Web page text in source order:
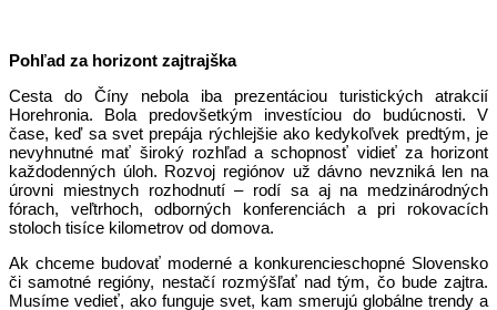
Pohľad za horizont zajtrajška
Cesta do Číny nebola iba prezentáciou turistických atrakcií
Horehronia. Bola predovšetkým investíciou do budúcnosti. V
čase, keď sa svet prepája rýchlejšie ako kedykoľvek predtým, je
nevyhnutné mať široký rozhľad a schopnosť vidieť za horizont
každodenných úloh. Rozvoj regiónov už dávno nevzniká len na
úrovni miestnych rozhodnutí – rodí sa aj na medzinárodných
fórach, veľtrhoch, odborných konferenciách a pri rokovacích
stoloch tisíce kilometrov od domova.
Ak chceme budovať moderné a konkurencieschopné Slovensko
či samotné regióny, nestačí rozmýšľať nad tým, čo bude zajtra.
Musíme vedieť, ako funguje svet, kam smerujú globálne trendy a